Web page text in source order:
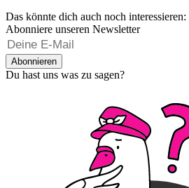
Das könnte dich auch noch interessieren:
Abonniere unseren Newsletter
Abonnieren
Du hast uns was zu sagen?